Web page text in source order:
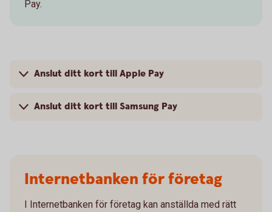
Pay.
Anslut ditt kort till Apple Pay
Anslut ditt kort till Samsung Pay
Internetbanken för företag
I Internetbanken för företag kan anställda med rätt